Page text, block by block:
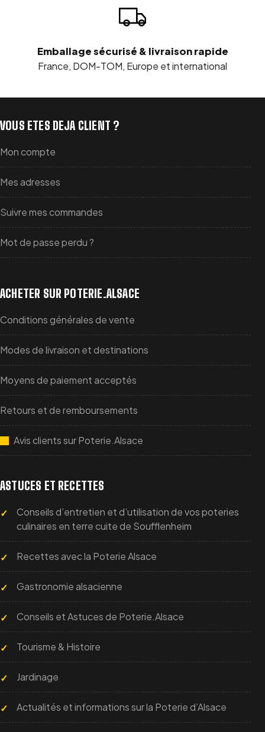
Emballage sécurisé & livraison rapide
France, DOM-TOM, Europe et international
VOUS ETES DEJA CLIENT ?
Mon compte
Mes adresses
Suivre mes commandes
Mot de passe perdu ?
ACHETER SUR POTERIE.ALSACE
Conditions générales de vente
Modes de livraison et destinations
Moyens de paiement acceptés
Retours et de remboursements
Avis clients sur Poterie.Alsace
ASTUCES ET RECETTES
Conseils d’entretien et d’utilisation de vos poteries
culinaires en terre cuite de Soufflenheim
Recettes avec la Poterie Alsace
Gastronomie alsacienne
Conseils et Astuces de Poterie.Alsace
Tourisme & Histoire
Jardinage
Actualités et informations sur la Poterie d’Alsace